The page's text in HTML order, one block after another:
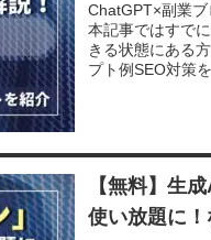
ChatGPT×副業ブ
本記事ではすで
きる状態にある
プト例SEO対策
【無料】生
使い放題に